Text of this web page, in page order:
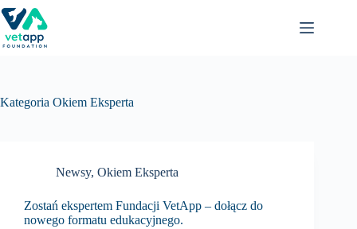
Przejdź
do
treści
Kategoria Okiem Eksperta
Newsy, Okiem Eksperta
Zostań ekspertem Fundacji VetApp – dołącz do
nowego formatu edukacyjnego.